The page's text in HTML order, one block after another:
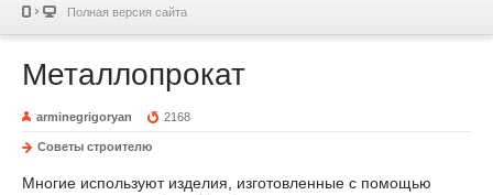
Полная версия сайта
Металлопрокат
arminegrigoryan 2168
Советы строителю
Многие используют изделия, изготовленные с помощью